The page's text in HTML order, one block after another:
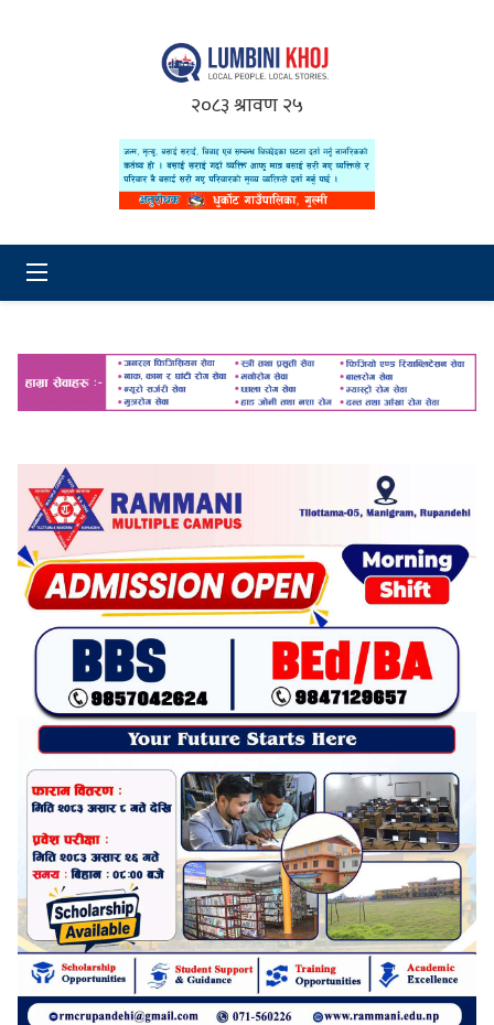
२०८३ श्रावण २५